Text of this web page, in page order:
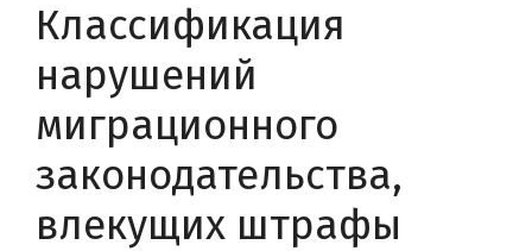
Классификация
нарушений
миграционного
законодательства,
влекущих штрафы